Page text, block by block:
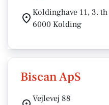
Koldinghave 11, 3. th
6000 Kolding
Biscan ApS
Vejlevej 88